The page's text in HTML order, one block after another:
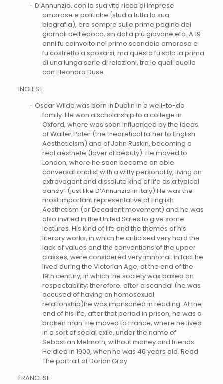
· D’Annunzio, con la sua vita ricca di imprese
amorose e politiche (studia tutta la sua
biografia), era sempre sulle prime pagine dei
giornali dell’epoca, sin dalla più giovane età. A 19
anni fu coinvolto nel primo scandalo amoroso e
fu costretto a sposarsi, ma questa fu solo la prima
di una lunga serie di relazioni, tra le quali quella
con Eleonora Duse.
INGLESE
· Oscar Wilde was born in Dublin in a well-to-do
family. He won a scholarship to a college in
Oxford, where was soon influenced by the ideas
of Walter Pater (the theoretical father to English
Aestheticism) and of John Ruskin, becoming a
real aesthete (lover of beauty). He moved to
London, where he soon became an able
conversationalist with a witty personality, living an
extravagant and dissolute kind of life as a typical
dandy” (just like D’Annunzio in Italy) He was the
most important representative of English
Aesthetism (or Decadent movement) and he was
also invited in the United Sates to give some
lectures. His kind of life and the themes of his
literary works, in which he criticised very hard the
lack of values and the conventions of the upper
classes, were considered very immoral: in fact he
lived during the Victorian Age, at the end of the
19th century, in which the society was based on
respectability; therefore, after a scandal (he was
accused of having an homosexual
relationship)he was imprisoned in reading. At the
end of his life, after that period in prison, he was a
broken man. He moved to France, where he lived
in a sort of social exile, under the name of
Sebastian Melmoth, without money and friends.
He died in 1900, when he was 46 years old. Read
The portrait of Dorian Gray
FRANCESE